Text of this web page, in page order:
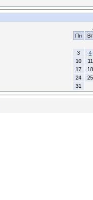
Пн
Вт
3
4
10
11
17
18
24
25
31